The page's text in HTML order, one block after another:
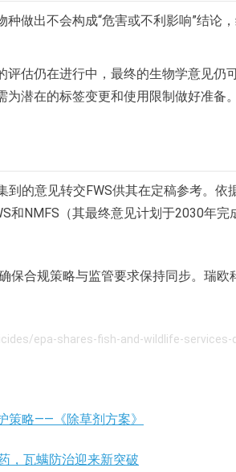
种做出不会构成“危害或不利影响”结论
评估仍在进行中，最终的生物学意见仍
潜在的标签变更和使用限制做好准备。
到的意见转交FWS供其在定稿参考。
和NMFS（其最终意见计划于2030年
保合规策略与监管要求保持同步。瑞
epa-shares-fish-and-wildlife-
策略——《除草剂方案》
，瓦螨防治迎来新突破